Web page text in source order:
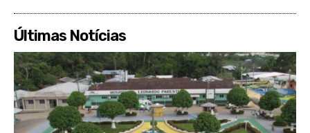
Últimas Notícias